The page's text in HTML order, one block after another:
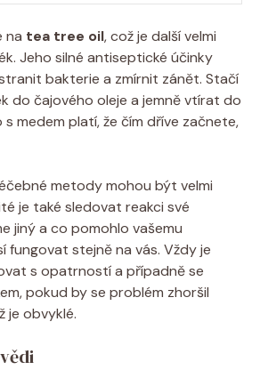
na tea tree oil, což je další velmi
Jeho silné antiseptické účinky
bakterie a zmírnit zánět. Stačí
do čajového oleje a jemně vtírat do
medem platí, že čím dříve začnete,
metody mohou být velmi
je také sledovat reakci své
jiný a co pomohlo vašemu
fungovat stejně na vás. Vždy je
s opatrností a případně se
pokud by se problém zhoršil
je obvyklé.